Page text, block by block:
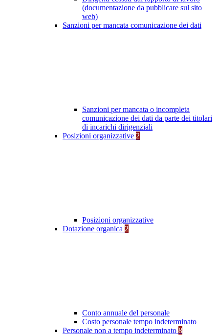
(documentazione da pubblicare sul sito
web)
Sanzioni per mancata comunicazione dei dati
Sanzioni per mancata o incompleta
comunicazione dei dati da parte dei titolari
di incarichi dirigenziali
Posizioni organizzative 2
Posizioni organizzative
Dotazione organica 2
Conto annuale del personale
Costo personale tempo indeterminato
Personale non a tempo indeterminato 8